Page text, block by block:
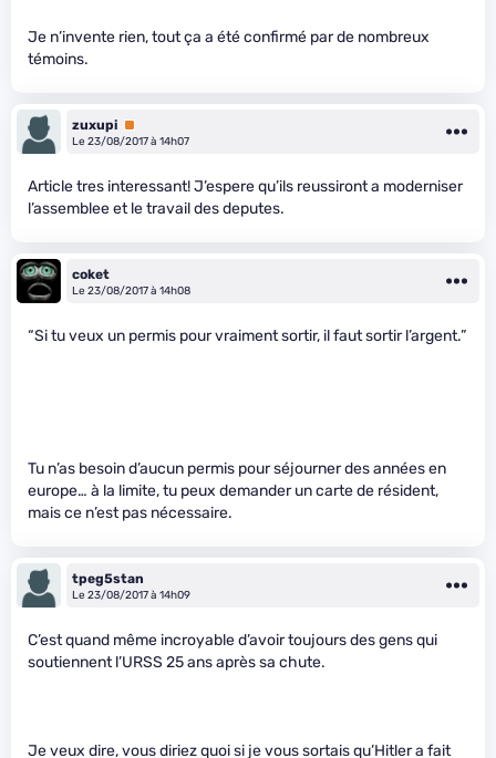
Je n’invente rien, tout ça a été confirmé par de nombreux
témoins.
zuxupi Premium
Le 23/08/2017 à 14h07
Article tres interessant! J’espere qu’ils reussiront a moderniser
l’assemblee et le travail des deputes.
coket
Le 23/08/2017 à 14h08
“Si tu veux un permis pour vraiment sortir, il faut sortir l’argent.”
Tu n’as besoin d’aucun permis pour séjourner des années en
europe… à la limite, tu peux demander un carte de résident,
mais ce n’est pas nécessaire.
tpeg5stan
Le 23/08/2017 à 14h09
C’est quand même incroyable d’avoir toujours des gens qui
soutiennent l’URSS 25 ans après sa chute.
Je veux dire, vous diriez quoi si je vous sortais qu’Hitler a fait